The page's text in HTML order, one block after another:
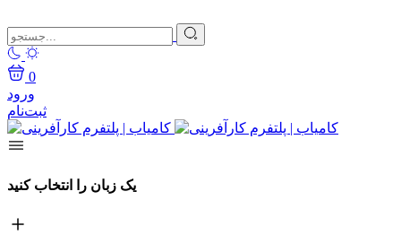
0
ورود
ثبت‌نام
یک زبان را انتخاب کنید